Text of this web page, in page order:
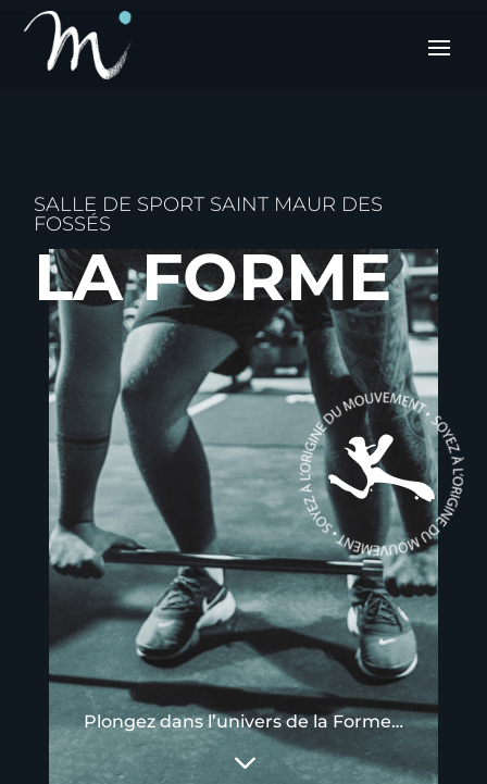
Plongez dans l’univers de la Forme…
3
SALLE DE SPORT SAINT MAUR DES
FOSSÉS
LA FORME